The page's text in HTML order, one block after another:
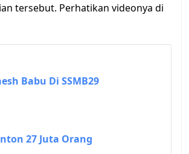
tersebut. Perhatikan videonya di
Babu Di SSMB29
27 Juta Orang